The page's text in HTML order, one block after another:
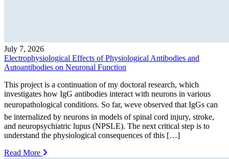
July 7, 2026
Electrophysiological Effects of Physiological Antibodies and
Autoantibodies on Neuronal Function
This project is a continuation of my doctoral research, which
investigates how IgG antibodies interact with neurons in various
neuropathological conditions. So far, weve observed that IgGs can
be internalized by neurons in models of spinal cord injury, stroke,
and neuropsychiatric lupus (NPSLE). The next critical step is to
understand the physiological consequences of this […]
Read More